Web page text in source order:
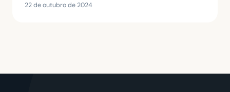
22 de outubro de 2024